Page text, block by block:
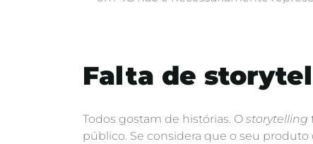
Falta de
Todos gostam de histórias. O storytelling
público. Se considera que o seu